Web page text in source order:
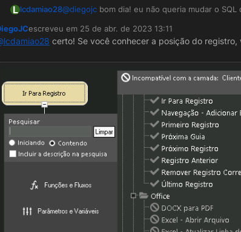
L lcdamiao28@diegojc bom dia! eu não queria mudar o
escreveu em 25 de abr. de 2023 13:11
última edição por
lcdamiao28 certo! Se você conhecer a posição do